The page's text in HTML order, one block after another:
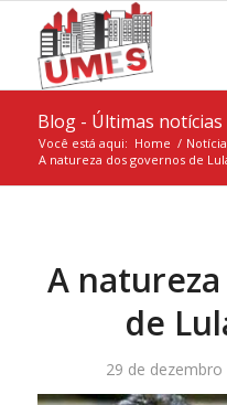
Blog - Últimas notícias
Você está aqui: Home /
A natureza dos governos de
A
de
29 de dezembro